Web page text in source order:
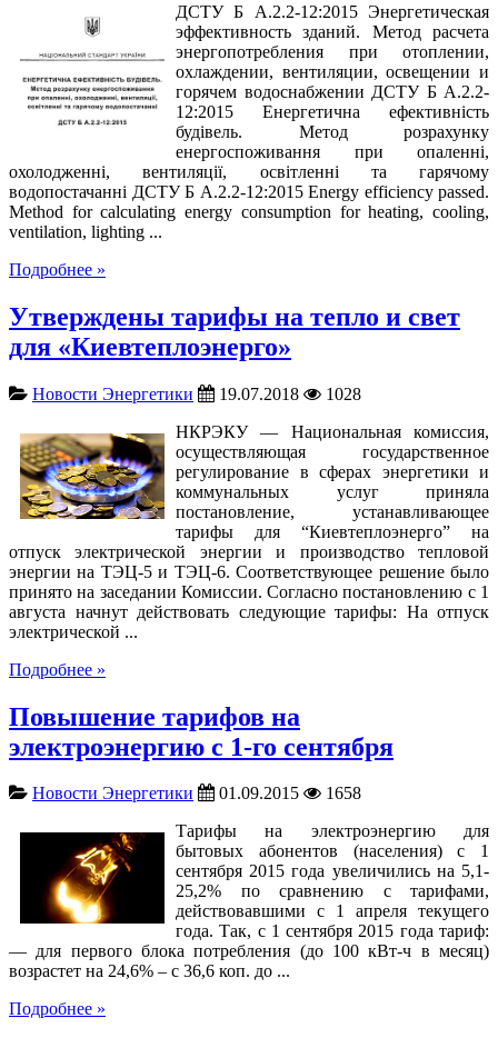
ДСТУ Б А.2.2-12:2015 Энергетическая
эффективность зданий. Метод расчета
энергопотребления при отоплении,
охлаждении, вентиляции, освещении и
горячем водоснабжении ДСТУ Б А.2.2-
12:2015 Енергетична ефективність
будівель. Метод розрахунку
енергоспоживання при опаленні,
охолодженні, вентиляції, освітленні та гарячому
водопостачанні ДСТУ Б А.2.2-12:2015 Energy efficiency passed.
Method for calculating energy consumption for heating, cooling,
ventilation, lighting ...
Подробнее »
Утверждены тарифы на тепло и свет
для «Киевтеплоэнерго»
Новости Энергетики 19.07.2018
1028
НКРЭКУ — Национальная комиссия,
осуществляющая государственное
регулирование в сферах энергетики и
коммунальных услуг приняла
постановление, устанавливающее
тарифы для “Киевтеплоэнерго” на
отпуск электрической энергии и производство тепловой
энергии на ТЭЦ-5 и ТЭЦ-6. Соответствующее решение было
принято на заседании Комиссии. Согласно постановлению с 1
августа начнут действовать следующие тарифы: На отпуск
электрической ...
Подробнее »
Повышение тарифов на
электроэнергию с 1-го сентября
Новости Энергетики 01.09.2015
1658
Тарифы на электроэнергию для
бытовых абонентов (населения) с 1
сентября 2015 года увеличились на 5,1-
25,2% по сравнению с тарифами,
действовавшими с 1 апреля текущего
года. Так, с 1 сентября 2015 года тариф:
— для первого блока потребления (до 100 кВт-ч в месяц)
возрастет на 24,6% – с 36,6 коп. до ...
Подробнее »